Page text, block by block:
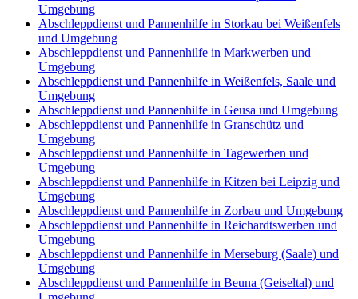
Umgebung
Abschleppdienst und Pannenhilfe in Storkau bei Weißenfels
und Umgebung
Abschleppdienst und Pannenhilfe in Markwerben und
Umgebung
Abschleppdienst und Pannenhilfe in Weißenfels, Saale und
Umgebung
Abschleppdienst und Pannenhilfe in Geusa und Umgebung
Abschleppdienst und Pannenhilfe in Granschütz und
Umgebung
Abschleppdienst und Pannenhilfe in Tagewerben und
Umgebung
Abschleppdienst und Pannenhilfe in Kitzen bei Leipzig und
Umgebung
Abschleppdienst und Pannenhilfe in Zorbau und Umgebung
Abschleppdienst und Pannenhilfe in Reichardtswerben und
Umgebung
Abschleppdienst und Pannenhilfe in Merseburg (Saale) und
Umgebung
Abschleppdienst und Pannenhilfe in Beuna (Geiseltal) und